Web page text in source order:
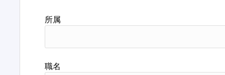
所属
職名